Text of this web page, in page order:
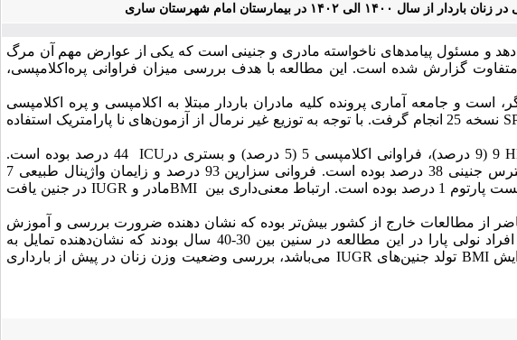
بیمارستان امام شهرستان ساری
دهد و مسئول پیامدهای ناخواسته مادری و جنینی است که یکی از عوارض مهم آن مرگ
گزارش شده است. این مطالعه با هدف بررسی میزان فراوانی پره اکلامپسی،
است و جامعه آماری پرونده کلیه مادران باردار مبتلا به اکلامپسی و پره اکلامپسی
نسخه 25 انجام گرفت. با توجه به توزیع غیر نرمال از آزمون
های نا پارامتریک استفاده
9 (9 درصد)، فراوانی اکلامپسی 5 (5 درصد) و بستری در ICU
44 درصد بوده است.
و دیسترس جنینی 38 درصد بوده است. فروانی سزارین 93 درصد و زایمان واژینال طبیعی 7
داری بین BMI مادر و IUGRدر جنین یافت
از مطالعات خارج از کشور بیش‌تر بوده که نشان دهنده ضرورت بررسی و آموزش
پارا در این مطالعه در سنین بین 30-40 سال بودند که نشان
دهنده تمایل به
BMI تولد جنینهای IUGR میباشد، بررسی وضعیت وزن زنان در پیش از بارداری